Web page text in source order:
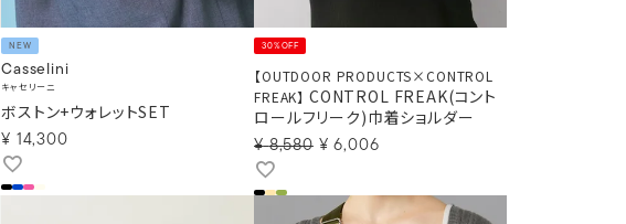
NEW
Casselini
キャセリーニ
ボストン+ウォレットSET
¥ 14,300
30%OFF
【OUTDOOR PRODUCTS×CONTROL
FREAK】 CONTROL FREAK(コント
ロールフリーク)巾着ショルダー
¥ 8,580 ¥ 6,006